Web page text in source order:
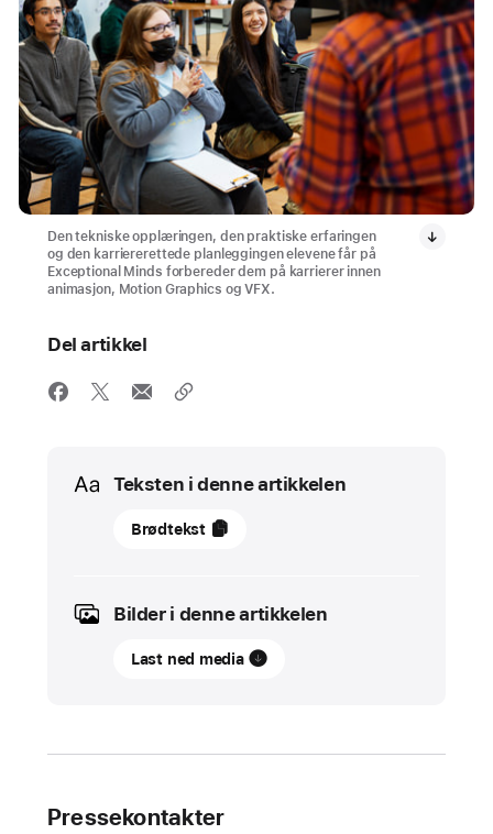
Den tekniske opplæringen, den praktiske erfaringen
og den karriererettede planleggingen elevene får på
Exceptional Minds forbereder dem på karrierer innen
animasjon, Motion Graphics og VFX.
Del artikkel
Media
Teksten i denne artikkelen
mars
Exceptional
om
Brødtekst
Bilder i denne artikkelen
Last ned media
Pressekontakter